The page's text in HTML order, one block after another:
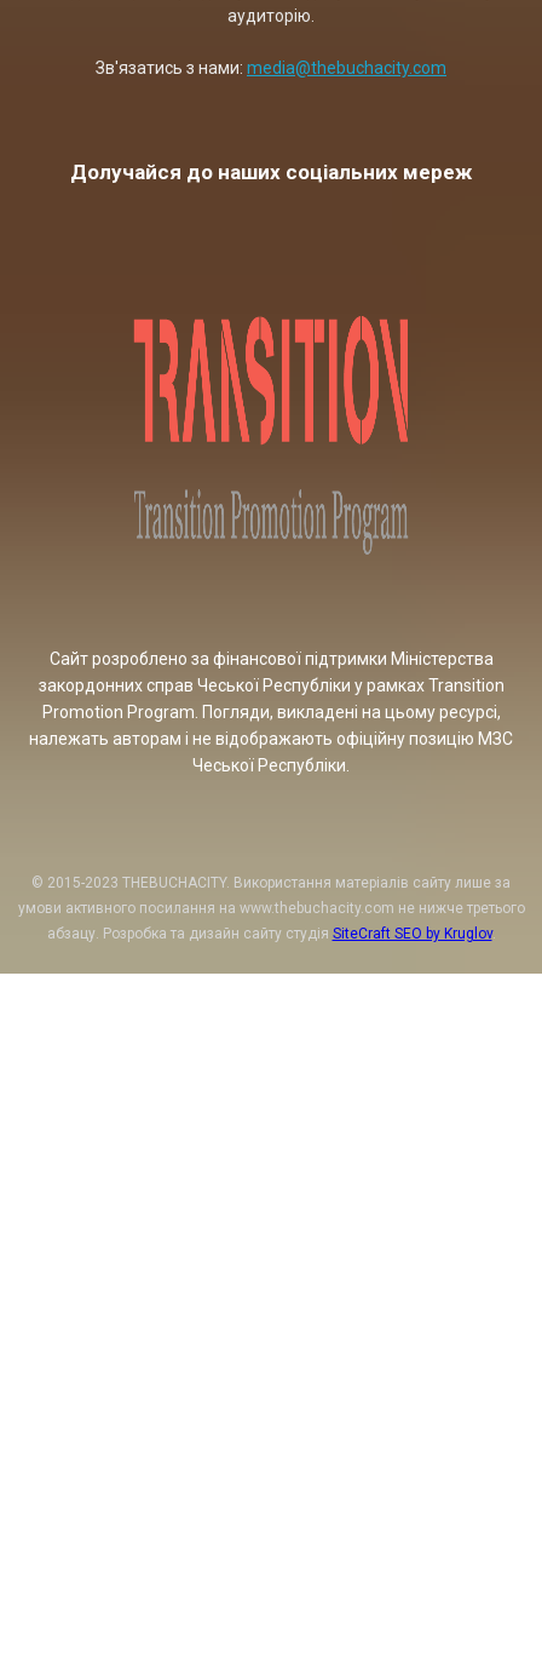
аудиторію.
Зв'язатись з нами: media@thebuchacity.com
Долучайся до наших соціальних мереж
Сайт розроблено за фінансової підтримки Міністерства
закордонних справ Чеської Республіки у рамках Transition
Promotion Program. Погляди, викладені на цьому ресурсі,
належать авторам і не відображають офіційну позицію МЗС
Чеської Республіки.
© 2015-2023 THEBUCHACITY. Використання матеріалів сайту лише за
умови активного посилання на www.thebuchacity.com не нижче третього
абзацу. Розробка та дизайн сайту студія SiteCraft SEO by Kruglov.